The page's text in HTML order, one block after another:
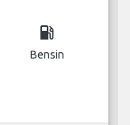
local_gas_station
Bensin